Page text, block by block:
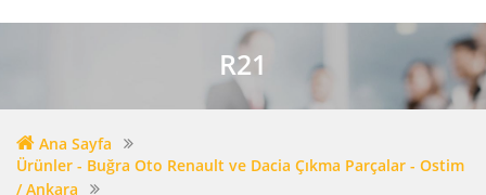
R21
Ana Sayfa
Ürünler - Buğra Oto Renault ve Dacia Çıkma Parçalar - Ostim
/ Ankara